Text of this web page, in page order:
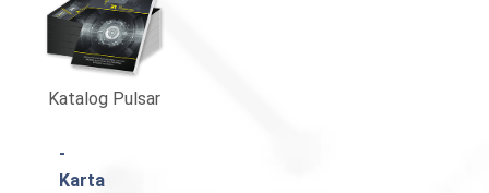
Katalog Pulsar
-
Karta